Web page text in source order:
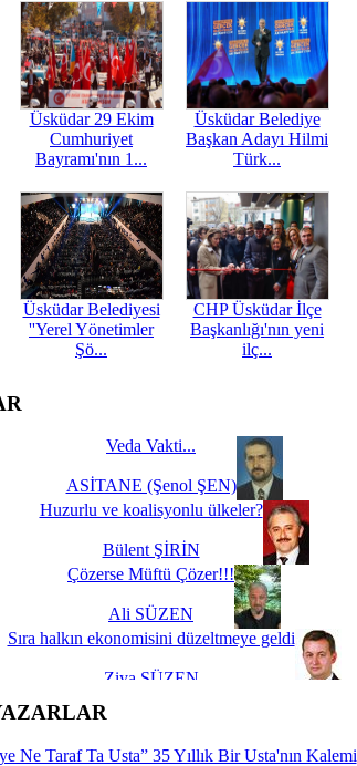
Üsküdar 29 Ekim
Cumhuriyet
Bayramı'nın 1...
Üsküdar Belediye
Başkan Adayı Hilmi
Türk...
Üsküdar Belediyesi
''Yerel Yönetimler
Şö...
CHP Üsküdar İlçe
Başkanlığı'nın yeni
ilç...
Veda Vakti...
ASİTANE (Şenol ŞEN)
Huzurlu ve koalisyonlu ülkeler?
Bülent ŞİRİN
Çözerse Müftü Çözer!!!
Ali SÜZEN
Sıra halkın ekonomisini düzeltmeye geldi
Ziya SÜZEN
İşte Biz buyuz...
Ne Taraf Ta Usta” 35 Yıllık Bir Usta'nın Kalemi